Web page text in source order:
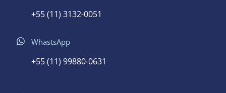
+55 (11) 3132-0051
WhastsApp
+55 (11) 99880-0631